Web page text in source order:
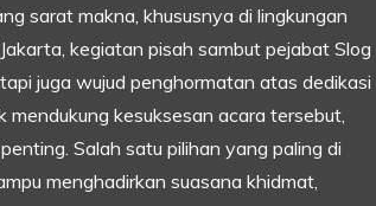
sarat makna, khususnya di lingkungan
kegiatan pisah sambut pejabat Slog
juga wujud penghormatan atas dedikasi
kesuksesan acara tersebut,
Salah satu pilihan yang paling di
menghadirkan suasana khidmat,